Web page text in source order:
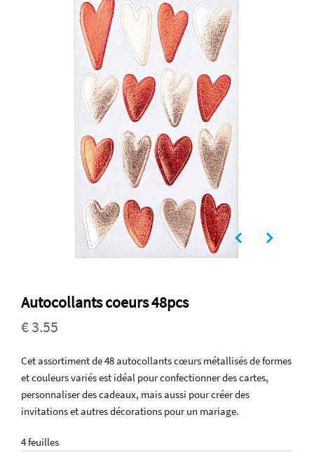
Autocollants coeurs 48pcs
€ 3.55
Cet assortiment de 48 autocollants cœurs métallisés de formes
et couleurs variés est idéal pour confectionner des cartes,
personnaliser des cadeaux, mais aussi pour créer des
invitations et autres décorations pour un mariage.
4 feuilles